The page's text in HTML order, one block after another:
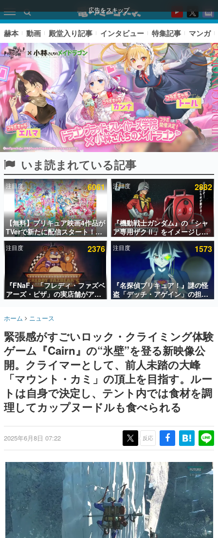
広告をスキップ
ピックアップ
電ファミのいま読まれている記事ランキング
アプリセール情報
インタビュー
連載・特集一覧
殿堂入り記事
SNS拡散数が数千以上！ ページビュー数万以上！ などな
ど。多くの人々に読まれた、電ファミ渾身の“殿堂入り”記
事をまとめました。
名作ゲームクリエイターの方々に製作時のエピソードをお
きます。
赫本
この物語を解いてはいけない。『赫本』は、〈試験問題〉
の形をした短編ホラー小説集です。
新世代に訊く
これからのデジタルゲーム市場を担う若きクリエイター達
の姿を追い、彼らのルーツと情熱を探っていきます。
ゲーム世代の作家たち
ゲームに多大な影響を受けた作家さんに取材し、ゲームが
日本のコンテンツ産業やカルチャーに与えた影響を探る企
画です。
日本モバイルゲーム産業史
日本のモバイルゲーム史における主要なトピック・タイト
ルを網羅するほか、開発者へのインタビューや識者による
解説を掲載。約20年の歴史が一望できる決定版！
若ゲのいたり〜ゲームクリエイターの青春〜
『うつヌケ』『ペンと箸』等で知られるマンガ家・田中圭
一先生によるゲーム業界レポートマンガです。
赫本 動画 殿堂入り記事 インタビュー 特集記事 マンガ
いま読まれている記事
注目度 6061
【無料】プリキュア映画4作品が
TVerで新たに配信スタート！な
んと2018年～2024年の映画ほぼ
すべてが見放題に、ぶっちゃけ
ありえないラインナップ
注目度 2882
『機動戦士ガンダム』の「シャ
ア専用ザクⅡ」をイメージした
散水ホースリールが予約開始。
本体にはシャアのパーソナルマ
ークやジオン公国軍のエンブレ
ム、型式番号などを配置
注目度 2376
『FNaF』「フレディ・ファズベ
アーズ・ピザ」の実店舗がアメ
リカの商業施設「American
ScottGamesとの共同開発、食
没入型のホラー体験も楽しめる
注目度 1573
『名探偵プリキュア！』謎の怪
盗「デッチ・アゲイン」の担当
キャストは天﨑滉平さんと判
ホーム ニュース
緊張感がすごいロック・クライミング体験
ゲーム『Cairn』の“氷壁”を登る新映像公
開。クライマーとして、前人未踏の大峰
「マウント・カミ」の頂上を目指す。ルー
トは自身で決定し、テント内では食材を調
理してカップヌードルも食べられる
2025年6月8日 07:22 反応